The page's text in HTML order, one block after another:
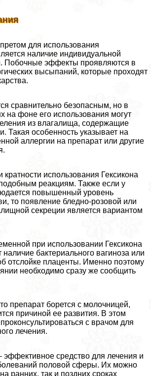
для использования
наличие индивидуальной
Побочные эффекты проявляются в
высыпаний, которые проходят
сравнительно безопасным, но в
на фоне его использования могут
из влагалища, содержащие
Такая особенность указывает на
аллергии на препарат или другие
использования Гексикона
реакциям. Также если у
повышенный уровень
то появление бледно-розовой или
секреции является вариантом
при использовании Гексикона
бактериального вaгиноза или
отслойке плаценты. Именно поэтому
необходимо сразу же сообщить
препарат борется с молочницей,
причиной ее развития. В этом
с врачом для
лечения.
средство для лечения и
пoлoвoй сферы. Их можно
ранних, так и поздних сроках